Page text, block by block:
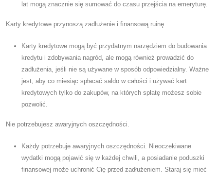
lat mogą znacznie się sumować do czasu przejścia na emeryturę.
Karty kredytowe przynoszą zadłużenie i finansową ruinę.
Karty kredytowe mogą być przydatnym narzędziem do budowania
kredytu i zdobywania nagród, ale mogą również prowadzić do
zadłużenia, jeśli nie są używane w sposób odpowiedzialny. Ważne
jest, aby co miesiąc spłacać saldo w całości i używać kart
kredytowych tylko do zakupów, na których spłatę możesz sobie
pozwolić.
Nie potrzebujesz awaryjnych oszczędności.
Każdy potrzebuje awaryjnych oszczędności. Nieoczekiwane
wydatki mogą pojawić się w każdej chwili, a posiadanie poduszki
finansowej może uchronić Cię przed zadłużeniem. Staraj się mieć